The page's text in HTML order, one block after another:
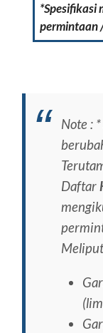
*Spesifikasi
permintaan
Note :
Daftar